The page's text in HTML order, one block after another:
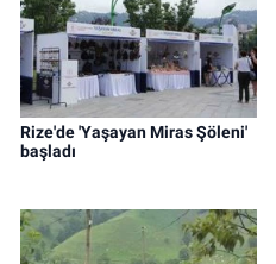
Rize'de 'Yaşayan Miras Şöleni'
başladı